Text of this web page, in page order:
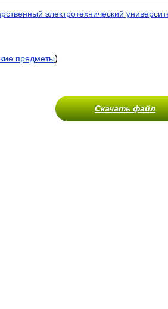
электротехнический
предметы)
Скачать файл